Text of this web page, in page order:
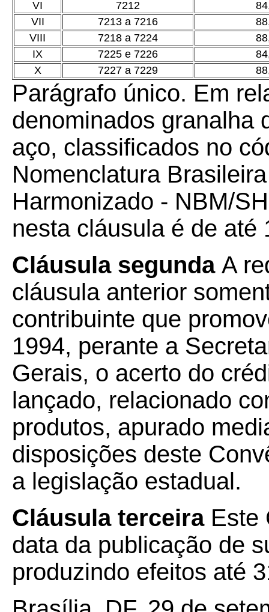
VI
7212
VII
7213 a 7216
VIII
7218 a 7224
IX
7225 e 7226
X
7227 a 7229
Parágrafo único. Em
denominados granalha
aço, classificados no
Nomenclatura
Harmonizado - NBM/
nesta cláusula é de até
Cláusula segunda A
cláusula anterior
contribuinte que
1994, perante a
Gerais, o acerto do
lançado, relacionado
produtos, apurado
disposições deste
a legislação estadual.
Cláusula terceira Este
data da publicação de
produzindo efeitos até